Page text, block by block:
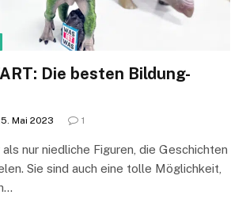
Die besten Bildung-
Mai 2023 1
nur niedliche Figuren, die Geschichten
Sie sind auch eine tolle Möglichkeit,